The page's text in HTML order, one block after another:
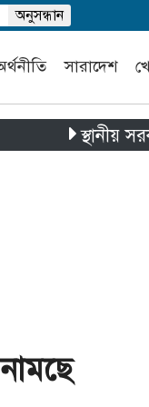
সারাদেশ
স্থানীয় সরকার